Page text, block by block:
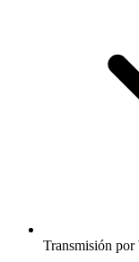
Transmisión